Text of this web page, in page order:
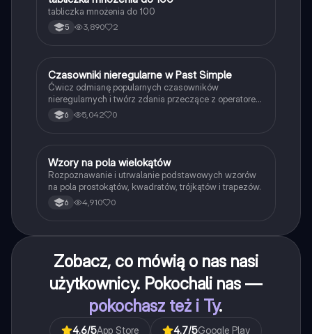
tabliczka mnożenia do 100
5 3,890 2
CJęzyk angielski
Czasowniki nieregularne w Past Simple
Ćwicz odmianę popularnych czasowników
nieregularnych i twórz zdania przeczące z operatorem
didn't w czasie Past Simple.
6 5,042 0
WMatematyka
Wzory na pola wielokątów
Rozpoznawanie i utrwalanie podstawowych wzorów
na pola prostokątów, kwadratów, trójkątów i trapezów.
6 4,910 0
Zobacz, co mówią o nas nasi
użytkownicy. Pokochali nas —
pokochasz też i Ty.
4.6/5App Store 4.7/5Google Play